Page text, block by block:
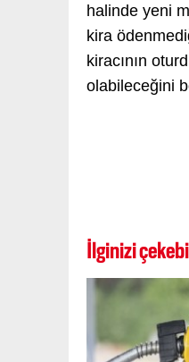
halinde yeni
kira
kiracının
olabileceğini
İlginizi